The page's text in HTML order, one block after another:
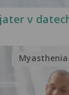
v
Myasthenia